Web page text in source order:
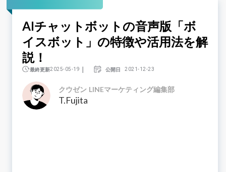
AIチャットボットの音声版「ボ
イスボット」の特徴や活用法を解
説！
最終更新2025-05-19 ｜ 公開日 2021-12-23
クウゼン LINEマーケティング編集部
T.Fujita